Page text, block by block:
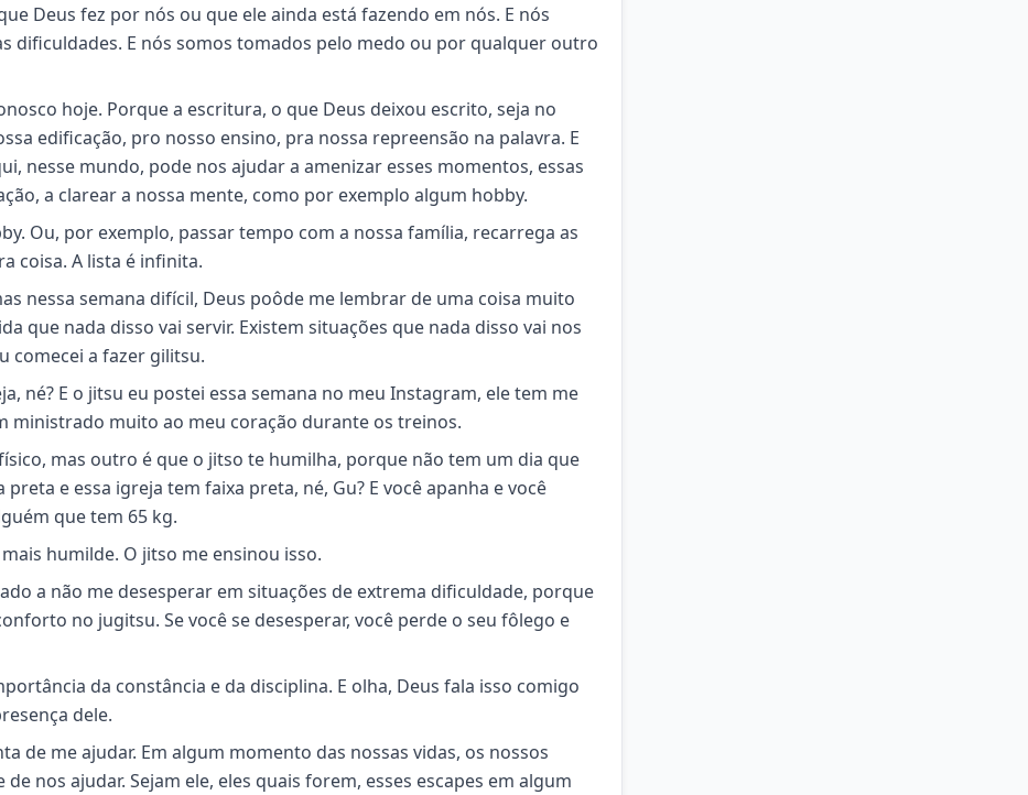
Deus fez por nós ou que ele ainda está fazendo em nós. E nós
dificuldades. E nós somos tomados pelo medo ou por qualquer outro
hoje. Porque a escritura, o que Deus deixou escrito, seja no
edificação, pro nosso ensino, pra nossa repreensão na palavra. E
nesse mundo, pode nos ajudar a amenizar esses momentos, essas
a clarear a nossa mente, como por exemplo algum hobby.
Ou, por exemplo, passar tempo com a nossa família, recarrega as
coisa. A lista é infinita.
nessa semana difícil, Deus poôde me lembrar de uma coisa muito
que nada disso vai servir. Existem situações que nada disso vai nos
comecei a fazer gilitsu.
né? E o jitsu eu postei essa semana no meu Instagram, ele tem me
ministrado muito ao meu coração durante os treinos.
mas outro é que o jitso te humilha, porque não tem um dia que
e essa igreja tem faixa preta, né, Gu? E você apanha e você
que tem 65 kg.
humilde. O jitso me ensinou isso.
a não me desesperar em situações de extrema dificuldade, porque
no jugitsu. Se você se desesperar, você perde o seu fôlego e
da constância e da disciplina. E olha, Deus fala isso comigo
dele.
de me ajudar. Em algum momento das nossas vidas, os nossos
nos ajudar. Sejam ele, eles quais forem, esses escapes em algum